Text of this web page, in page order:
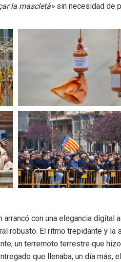
la mascletà» sin necesidad de
arrancó con una elegancia digital
robusto. El ritmo trepidante y
un terremoto terrestre que
que llenaba, un día más,